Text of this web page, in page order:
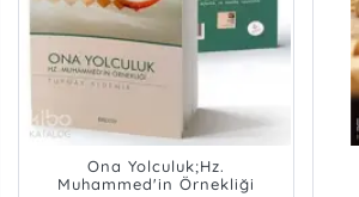
Ona Yolculuk;Hz.
Muhammed'in Örnekliği